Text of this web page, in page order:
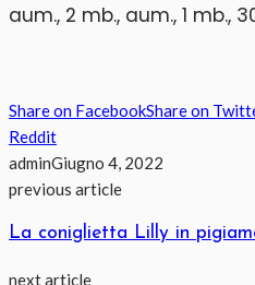
aum., 2 mb., aum., 1 mb.,
Share on FacebookShare on
Reddit
adminGiugno 4, 2022
previous article
La coniglietta Lilly in
next article